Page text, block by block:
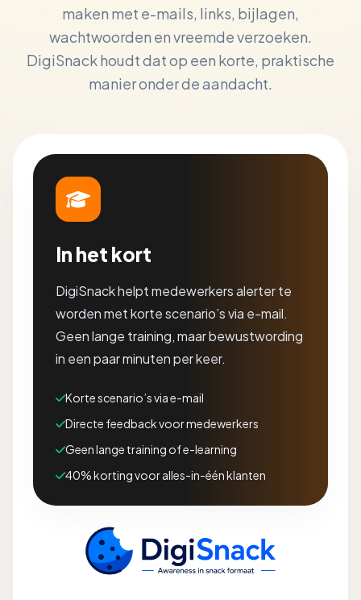
maken met e-mails, links, bijlagen,
wachtwoorden en vreemde verzoeken.
DigiSnack houdt dat op een korte, praktische
manier onder de aandacht.
In het kort
DigiSnack helpt medewerkers alerter te
worden met korte scenario’s via e-mail.
Geen lange training, maar bewustwording
in een paar minuten per keer.
Korte scenario’s via e-mail
Directe feedback voor medewerkers
Geen lange training of e-learning
40% korting voor alles-in-één klanten